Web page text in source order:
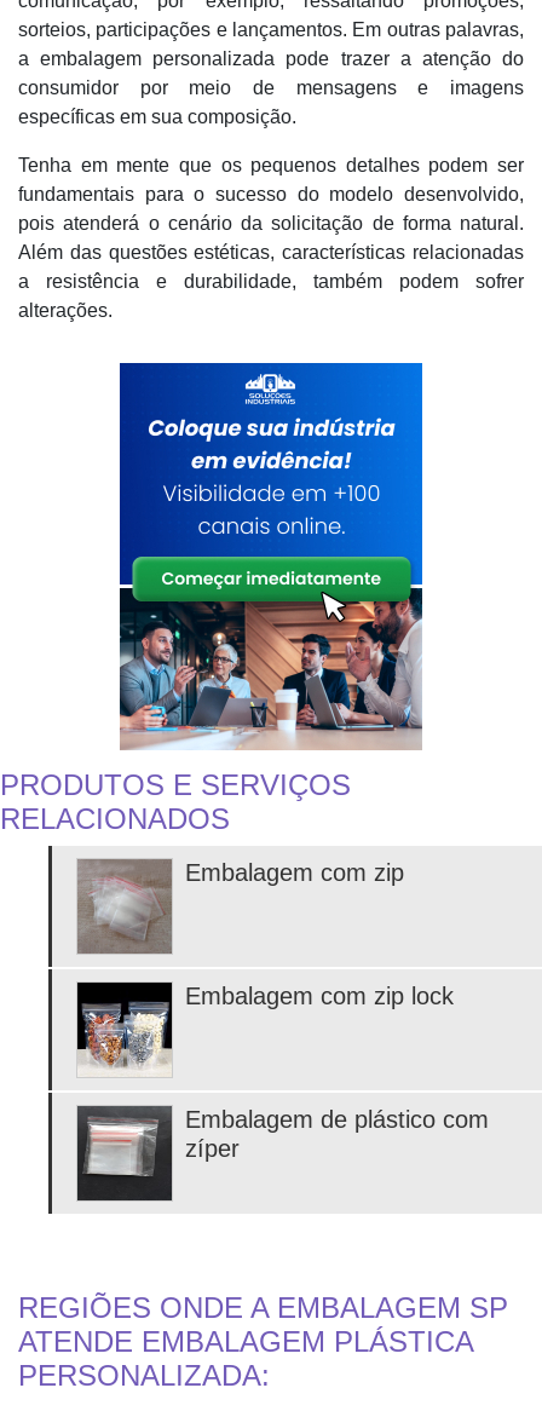
sorteios, participações e lançamentos. Em outras palavras,
a embalagem personalizada pode trazer a atenção do
consumidor por meio de mensagens e imagens
específicas em sua composição.
Tenha em mente que os pequenos detalhes podem ser
fundamentais para o sucesso do modelo desenvolvido,
pois atenderá o cenário da solicitação de forma natural.
Além das questões estéticas, características relacionadas
a resistência e durabilidade, também podem sofrer
alterações.
PRODUTOS E SERVIÇOS
RELACIONADOS
Embalagem com zip
Embalagem com zip lock
Embalagem de plástico com
zíper
REGIÕES ONDE A EMBALAGEM SP
ATENDE EMBALAGEM PLÁSTICA
PERSONALIZADA: